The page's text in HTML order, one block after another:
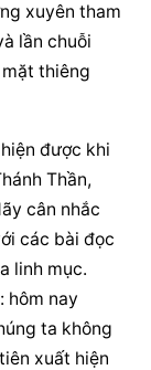
xuyên tham
lần chuỗi
thiêng
được khi
Thần,
cân nhắc
các bài đọc
linh mục.
hôm nay
ta không
xuất hiện